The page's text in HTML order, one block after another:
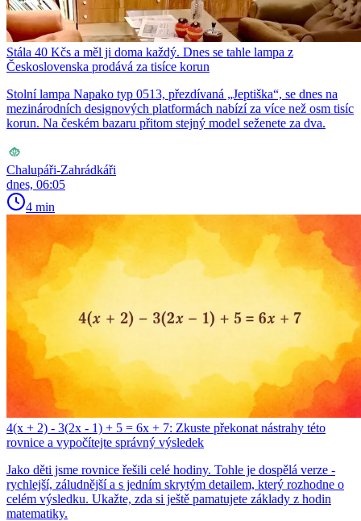
Stála 40 Kčs a měl ji doma každý. Dnes se tahle lampa z
Československa prodává za tisíce korun
Stolní lampa Napako typ 0513, přezdívaná „Jeptiška“, se dnes na
mezinárodních designových platformách nabízí za více než osm tisíc
korun. Na českém bazaru přitom stejný model seženete za dva.
Chalupáři-Zahrádkáři
dnes, 06:05
4 min
4(x + 2) - 3(2x - 1) + 5 = 6x + 7: Zkuste překonat nástrahy této
rovnice a vypočítejte správný výsledek
Jako děti jsme rovnice řešili celé hodiny. Tohle je dospělá verze -
rychlejší, záludnější a s jedním skrytým detailem, který rozhodne o
celém výsledku. Ukažte, zda si ještě pamatujete základy z hodin
matematiky.